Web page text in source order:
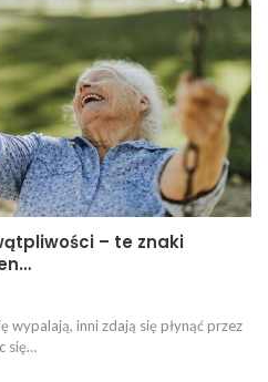
– te znaki
wypalają, inni zdają się płynąć przez
się…